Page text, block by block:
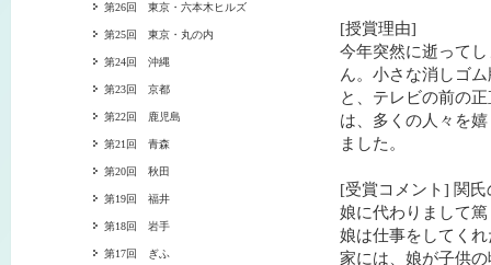
第26回 東京・六本木ヒルズ
第25回 東京・丸の内
第24回 沖縄
第23回 京都
第22回 鹿児島
第21回 青森
第20回 秋田
第19回 福井
第18回 岩手
第17回 ぎふ
[授賞理由]
今年突然に逝って
ん。小さな消しゴ
と、テレビの前の
は、多くの人々を
ました。
[受賞コメント] 関
娘に代わりまして
娘は仕事をしてく
家には、娘が子供